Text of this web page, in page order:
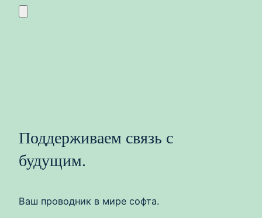
Поддерживаем связь с
будущим.
Ваш проводник в мире софта.